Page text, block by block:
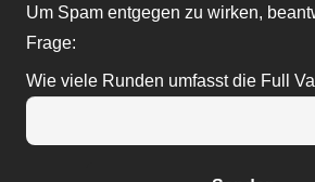
Um Spam entgegen zu wirken,
Frage:
Wie viele Runden umfasst die Full